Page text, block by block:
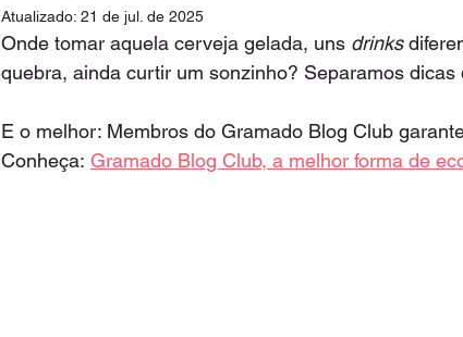
Atualizado: 21 de jul. de 2025
Onde tomar aquela cerveja gelada, uns drinks
quebra, ainda curtir um sonzinho? Separamos
E o melhor: Membros do Gramado Blog Club
Conheça: Gramado Blog Club, a melhor forma de